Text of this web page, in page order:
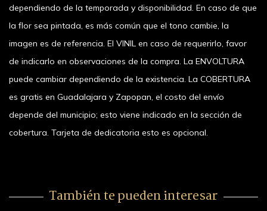
dependiendo de la temporada y disponibilidad. En caso de que
la flor sea pintada, es más común que el tono cambie, la
imagen es de referencia. El VINIL en caso de requerirlo, favor
de indicarlo en observaciones de la compra. La ENVOLTURA
puede cambiar dependiendo de la existencia. La COBERTURA
es gratis en Guadalajara y Zapopan, el costo del envío
depende del municipio; esto viene indicado en la sección de
cobertura. Tarjeta de dedicatoria esto es opcional.
También te pueden interesar